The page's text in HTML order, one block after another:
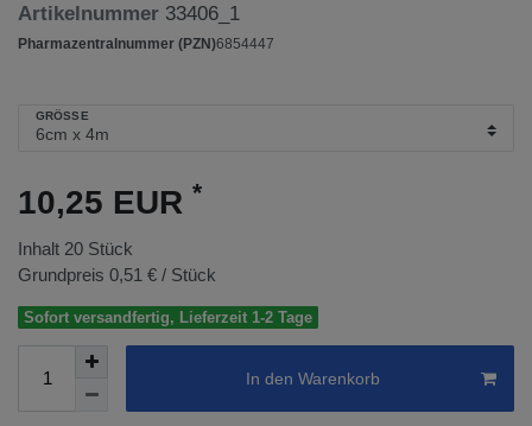
Artikelnummer 33406_1
Pharmazentralnummer (PZN)6854447
GRÖSSE
10,25 EUR *
Inhalt 20 Stück
Grundpreis 0,51 € / Stück
Sofort versandfertig, Lieferzeit 1-2 Tage
In den Warenkorb